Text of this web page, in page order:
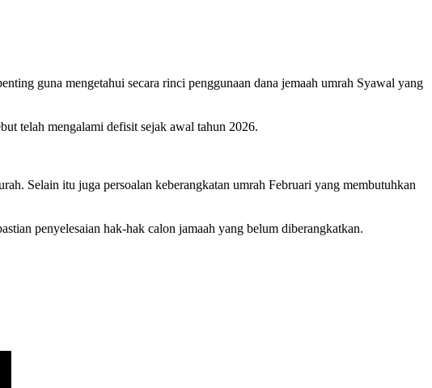
guna mengetahui secara rinci penggunaan dana jemaah umrah Syawal yang
telah mengalami defisit sejak awal tahun 2026.
Selain itu juga persoalan keberangkatan umrah Februari yang membutuhkan
penyelesaian hak-hak calon jamaah yang belum diberangkatkan.